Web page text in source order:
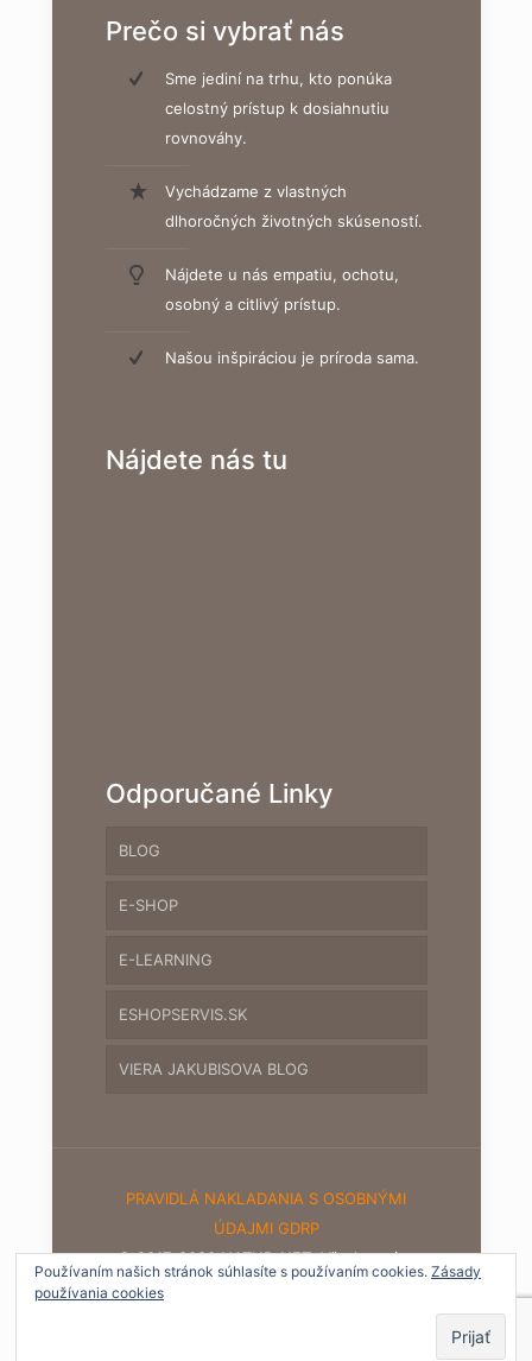
Prečo si vybrať nás
Sme jediní na trhu, kto ponúka
celostný prístup k dosiahnutiu
rovnováhy.
Vychádzame z vlastných
dlhoročných životných skúseností.
Nájdete u nás empatiu, ochotu,
osobný a citlivý prístup.
Našou inšpiráciou je príroda sama.
Nájdete nás tu
Odporučané Linky
BLOG
E-SHOP
E-LEARNING
ESHOPSERVIS.SK
VIERA JAKUBISOVA BLOG
PRAVIDLÁ NAKLADANIA S OSOBNÝMI
ÚDAJMI GDRP
© 2017-2020 NATUR-NET. Všetky práva
Používaním našich stránok súhlasíte s používaním cookies. Zásady
používania cookies